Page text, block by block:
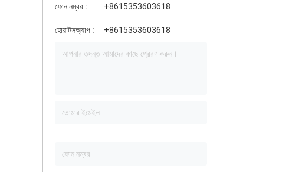
ফোন নম্বর : +8615353603618
হোয়াটসঅ্যাপ : +8615353603618